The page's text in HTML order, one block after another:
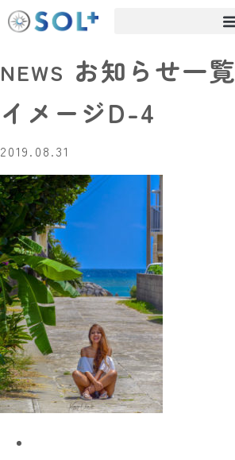
NEWS お知らせ一覧
イメージD-4
2019.08.31